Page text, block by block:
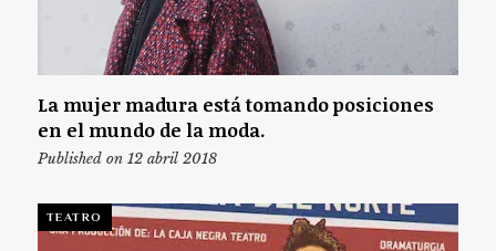
La mujer madura está tomando posiciones
en el mundo de la moda.
Published on 12 abril 2018
TEATRO